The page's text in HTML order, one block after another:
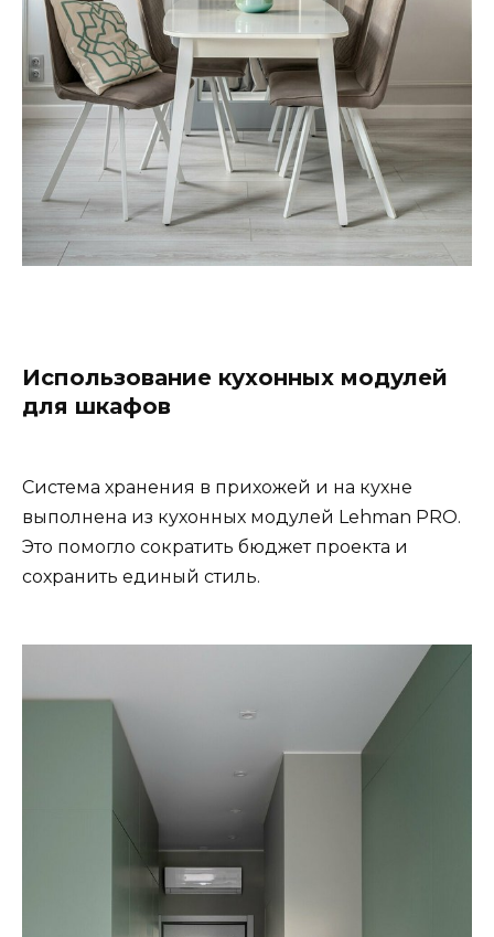
Использование кухонных модулей
для шкафов
Система хранения в прихожей и на кухне
выполнена из кухонных модулей Lehman PRO.
Это помогло сократить бюджет проекта и
сохранить единый стиль.